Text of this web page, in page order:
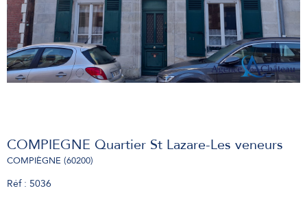
COMPIEGNE Quartier St Lazare-Les veneurs
COMPIÈGNE (60200)
Réf : 5036